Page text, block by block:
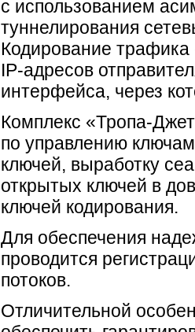
с использованием
туннелирования
Кодирование
IP-адресов
интерфейса, через
Комплекс «Тропа-Джет
по управлению
ключей, выработку
открытых ключей в
ключей кодирования.
Для обеспечения
проводится
потоков.
Отличительной